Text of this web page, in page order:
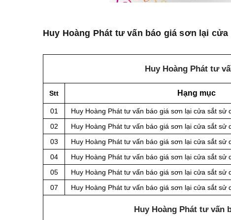
Huy Hoàng Phát tư vấn báo giá sơn lại cửa
Huy Hoàng Phát tư
Stt Hạng mục
01 Huy Hoàng Phát tư vấn báo giá sơn lại cửa sắt sử
02
Huy Hoàng Phát tư vấn báo giá sơn lại cửa sắt sử
03
Huy Hoàng Phát tư vấn báo giá sơn lại cửa sắt sử
04
Huy Hoàng Phát tư vấn báo giá sơn lại cửa sắt sử
05
Huy Hoàng Phát tư vấn báo giá sơn lại cửa sắt sử
07
Huy Hoàng Phát tư vấn báo giá sơn lại cửa sắt sử
Huy Hoàng Phát tư vấn